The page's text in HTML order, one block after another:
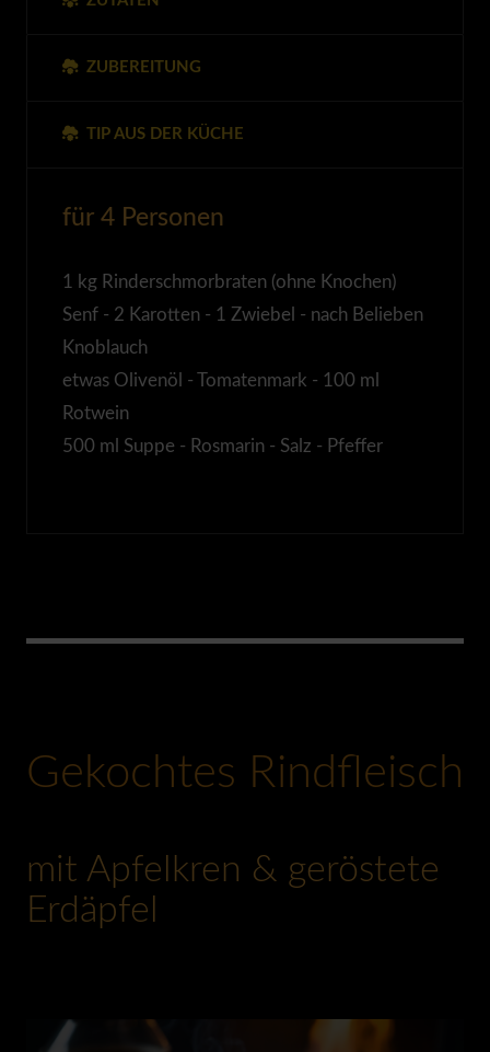
ZUBEREITUNG
TIP AUS DER KÜCHE
für 4 Personen
1 kg Rinderschmorbraten (ohne Knochen)
Senf - 2 Karotten - 1 Zwiebel - nach Belieben
Knoblauch
etwas Olivenöl - Tomatenmark - 100 ml
Rotwein
500 ml Suppe - Rosmarin - Salz - Pfeffer
Gekochtes Rindfleisch
mit Apfelkren & geröstete
Erdäpfel